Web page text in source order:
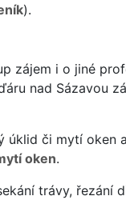
).
zájem i o jiné
nad Sázavou
úklid či mytí oken
oken.
trávy, řezání